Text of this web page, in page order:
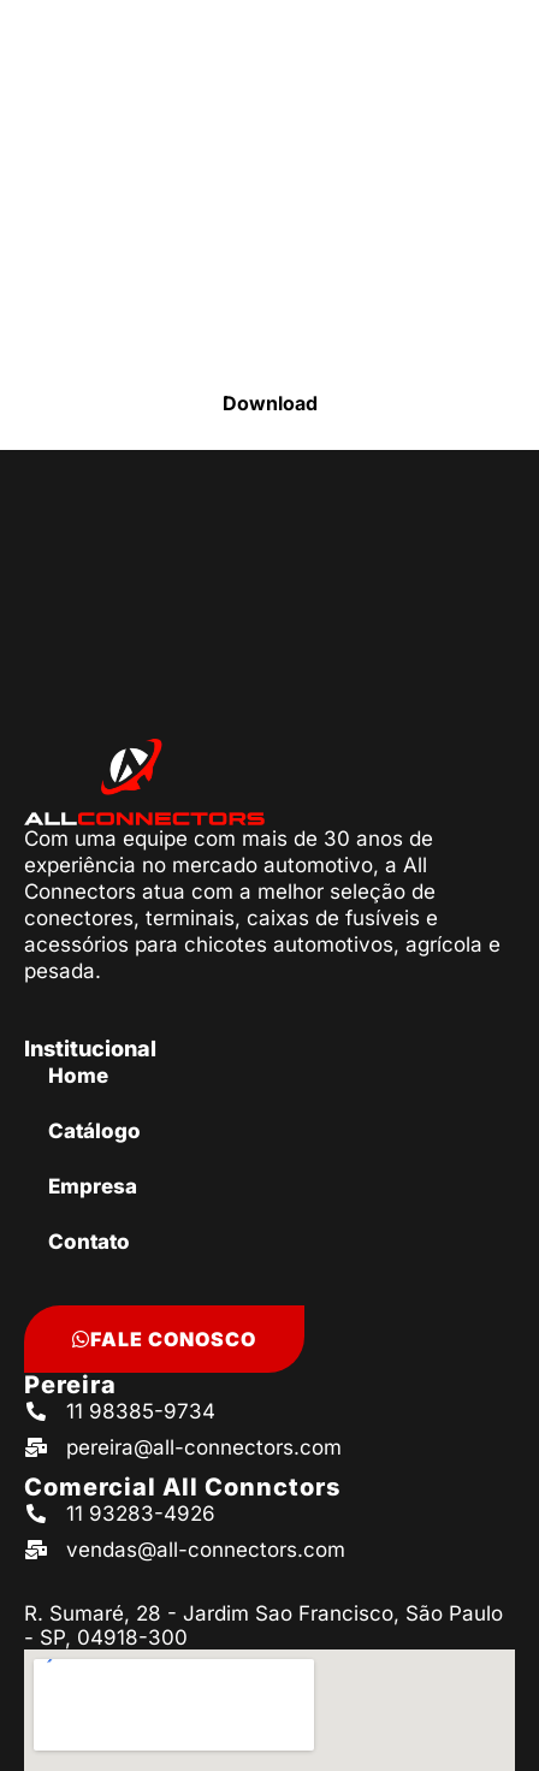
Download
Com uma equipe com mais de 30 anos de
experiência no mercado automotivo, a All
Connectors atua com a melhor seleção de
conectores, terminais, caixas de fusíveis e
acessórios para chicotes automotivos, agrícola e
pesada.
Institucional
Home
Catálogo
Empresa
Contato
FALE CONOSCO
Pereira
11 98385-9734
pereira@all-connectors.com
Comercial All Connctors
11 93283-4926
vendas@all-connectors.com
R. Sumaré, 28 - Jardim Sao Francisco, São Paulo
- SP, 04918-300